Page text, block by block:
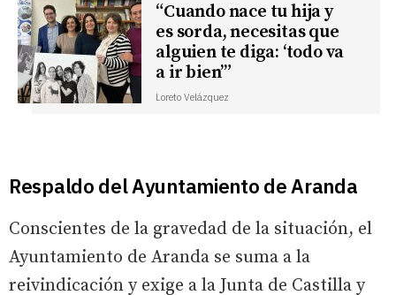
“Cuando nace tu hija y
es sorda, necesitas que
alguien te diga: ‘todo va
a ir bien’”
Loreto Velázquez
Respaldo del Ayuntamiento de Aranda
Conscientes de la gravedad de la situación, el
Ayuntamiento de Aranda se suma a la
reivindicación y exige a la Junta de Castilla y